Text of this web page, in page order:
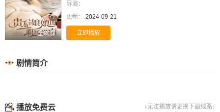
全80集
导演：
更新：
2024-09-21
立即播放
剧情简介
↓无法播放请更换下面线路↓
播放免费云